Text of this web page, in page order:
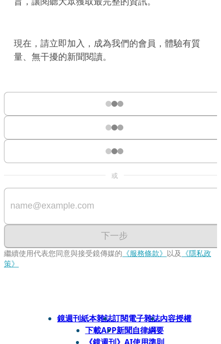
現在，請立即加入，成為我們的會員，體驗有質
量、無干擾的新聞閱讀。
或
下一步
繼續使用代表您同意與接受鏡傳媒的 《服務條款》 以及 《隱私政
策》
鏡週刊紙本雜誌訂閱電子雜誌內容授權
下載APP新聞自律綱要